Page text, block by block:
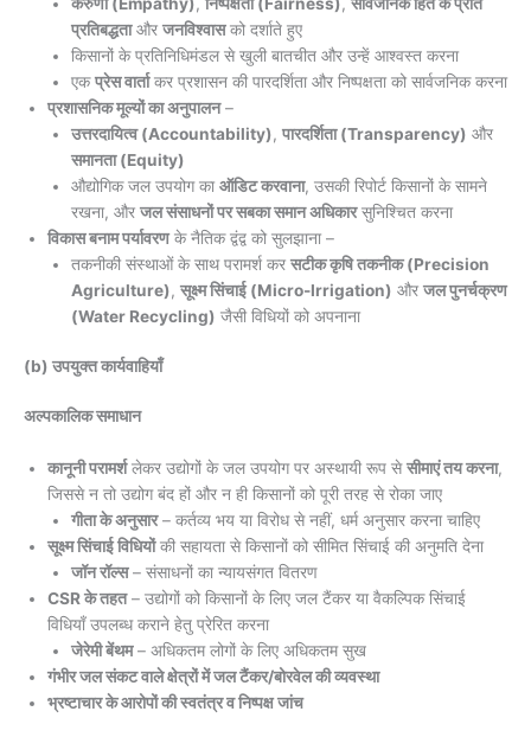
प्रतिबद्धताऔर जनविश्वासको दर्शाते हुए
किसानों के प्रतिनिधिमंडल से खुली बातचीत और उन्हें आश्वस्त करना
एकप्रेस वार्ताकर प्रशासन की पारदर्शिता और निष्पक्षता को सार्वजनिक करना
प्रशासनिक मूल्यों का अनुपालन–
उत्तरदायित्व (Accountability), पारदर्शिता (Transparency) और
समानता (Equity)
औद्योगिक जल उपयोग का ऑडिट करवाना, उसकी रिपोर्ट किसानों के सामने
रखना, और जल संसाधनों पर सबका समान अधिकारसुनिश्चित करना
विकास बनाम पर्यावरणके नैतिक द्वंद्व को सुलझाना –
तकनीकी संस्थाओं के साथ परामर्श कर सटीक कृषि तकनीक (Precision
Agriculture), सूक्ष्म सिंचाई (Micro-Irrigation) और जल पुनर्चक्रण
(Water Recycling) जैसी विधियों को अपनाना
(b) उपयुक्त कार्यवाहियाँ
अल्पकालिक समाधान
कानूनी परामर्शलेकर उद्योगों के जल उपयोग पर अस्थायी रूप सेसीमाएं तय करना,
जिससे न तो उद्योग बंद हों और न ही किसानों को पूरी तरह से रोका जाए
गीता के अनुसार– कर्तव्य भय या विरोध से नहीं, धर्म अनुसार करना चाहिए
सूक्ष्म सिंचाई विधियोंकी सहायता से किसानों को सीमित सिंचाई की अनुमति देना
जॉन रॉल्स– संसाधनों का न्यायसंगत वितरण
CSR के तहत– उद्योगों को किसानों के लिए जल टैंकर या वैकल्पिक सिंचाई
विधियाँ उपलब्ध कराने हेतु प्रेरित करना
जेरेमी बेंथम– अधिकतम लोगों के लिए अधिकतम सुख
गंभीर जल संकट वाले क्षेत्रों में जल टैंकर/बोरवेल की व्यवस्था
भ्रष्टाचार के आरोपों की स्वतंत्र व निष्पक्ष जांच